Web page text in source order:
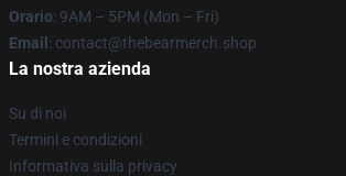
Orario: 9AM – 5PM (Mon – Fri)
Email : contact@thebearmerch.shop
La nostra azienda
Su di noi
Termini e condizioni
Informativa sulla privacy